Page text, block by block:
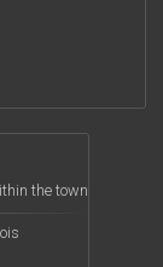
the town